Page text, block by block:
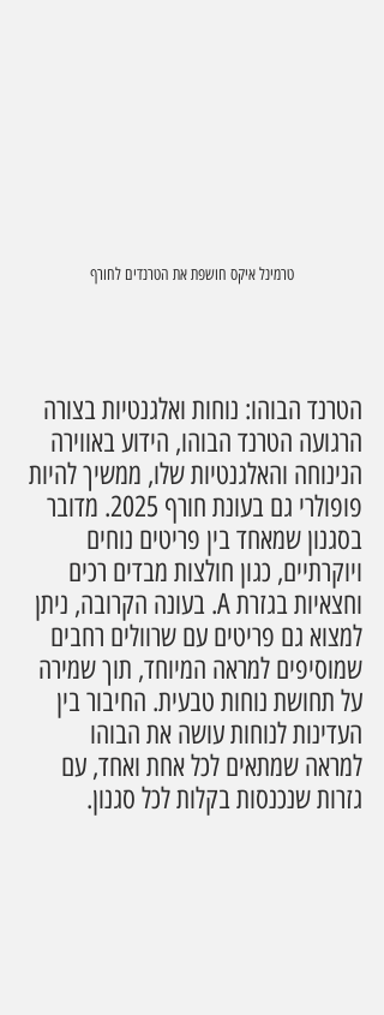
טרמינל איקס חושפת את הטרנדים לחורף
הטרנד הבוהו: נוחות ואלגנטיות בצורה
הרגועה הטרנד הבוהו, הידוע באווירה
הנינוחה והאלגנטיות שלו, ממשיך להיות
פופולרי גם בעונת חורף 2025. מדובר
בסגנון שמאחד בין פריטים נוחים
ויוקרתיים, כגון חולצות מבדים רכים
וחצאיות בגזרת A. בעונה הקרובה, ניתן
למצוא גם פריטים עם שרוולים רחבים
שמוסיפים למראה המיוחד, תוך שמירה
על תחושת נוחות טבעית. החיבור בין
העדינות לנוחות עושה את הבוהו
למראה שמתאים לכל אחת ואחד, עם
גזרות שנכנסות בקלות לכל סגנון.